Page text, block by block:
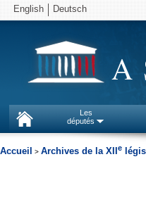
English Deutsch
Les
députés
Accueil > Archives de la XII e